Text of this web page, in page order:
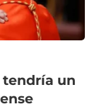
tendría un